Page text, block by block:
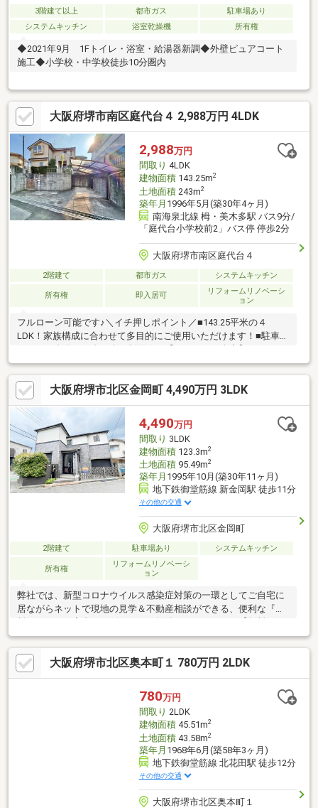
3階建て以上 都市ガス
駐車場あり
システムキッチン
浴室乾燥機 所有権
◆2021年9月 1Fトイレ・浴室・給湯器新調◆外壁ピュアコート
施工◆小学校・中学校徒歩10分圏内
大阪府堺市南区庭代台４ 2,988万円 4LDK
2,988万円
間取り 4LDK
建物面積143.25m2
土地面積243m2
築年月 1996年5月(築30年4ヶ月)
南海泉北線 栂・美木多駅 バス9分/
「庭代台小学校前2」バス停 停歩2分
大阪府堺市南区庭代台４
2階建て 都市ガス システムキッチン
所有権 即入居可
リフォームリノベーシ
ョン
フルローン可能です♪＼イチ押しポイント／■143.25平米の４
LDK！家族構成に合わせて多目的にご使用いただけます！■駐車ス
ン・ユニットバス・トイレ・洗面台交換クロス張替、畳入替、美
装等＼周辺環境のピックアップ／◆小学校…堺市立庭代台小学校
まで約300ｍ◆中学校…堺市立庭代台中学校まで約800ｍ◆スーパ
ー…万代御池台店まで約1100ｍ◆コンビニ…ファミリーマート泉
北敷物団地店まで約660ｍ＼ユースフルって／１．購入・売却・
賃貸の安心オールサポート♪２．住宅ローン取扱い銀行と連携多数
で低金利の比較可能♪
大阪府堺市北区金岡町 4,490万円 3LDK
4,490万円
間取り 3LDK
建物面積123.3m2
土地面積95.49m2
築年月 1995年10月(築30年11ヶ月)
地下鉄御堂筋線 新金岡駅 徒歩11分
その他の交通
大阪府堺市北区金岡町
2階建て 駐車場あり システムキッチン
所有権
リフォームリノベーシ
ョン
弊社では、新型コロナウイルス感染症対策の一環としてご自宅に
居ながらネットで現地の見学＆不動産相談ができる、便利な『無
ライン案内サービスとは！？】映像＋音声により、当社担当スタ
ッフとリアルタイムにご案内ができるサービスです。来店による
打ち合わせが不要なため、自宅からご都合の良い日時に相談する
ことが可能です。当社スタッフがビデオ通話にて、ご説明いたし
ます。お客様はご自宅のPCまたはスマートフォンの前にいるだけ
でOKです。現地案内の前に担当者をLINEに友達追加するだけで、
簡単に行うことができますのでお気軽にご相談ください♪♪
大阪府堺市北区奥本町１ 780万円 2LDK
780万円
間取り 2LDK
建物面積45.51m2
土地面積43.58m2
築年月 1968年6月(築58年3ヶ月)
地下鉄御堂筋線 北花田駅 徒歩12分
その他の交通
大阪府堺市北区奥本町１